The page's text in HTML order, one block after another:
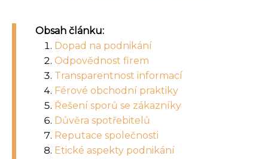
Obsah článku:
Dopad na podnikání
Odpovědnost firem
Transparentnost informací
Férové obchodní praktiky
Řešení sporů se zákazníky
Důvěra spotřebitelů
Reputace společnosti
Etické aspekty podnikání